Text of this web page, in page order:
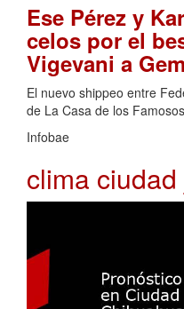
Ese Pérez y
celos por el
Vigevani a
El nuevo shippeo entre
de La Casa de los
Infobae
clima